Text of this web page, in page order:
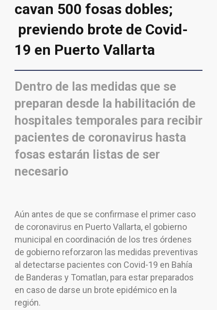
cavan 500 fosas dobles;
previendo brote de Covid-
19 en Puerto Vallarta
Dentro de las medidas que se
preparan desde la habilitación de
hospitales temporales para recibir
pacientes de coronavirus hasta
fosas estarán listas de ser
necesario
Aún antes de que se confirmase el primer caso
de coronavirus en Puerto Vallarta, el gobierno
municipal en coordinación de los tres órdenes
de gobierno reforzaron las medidas preventivas
al detectarse pacientes con Covid-19 en Bahía
de Banderas y Tomatlan, para estar preparados
en caso de darse un brote epidémico en la
región.